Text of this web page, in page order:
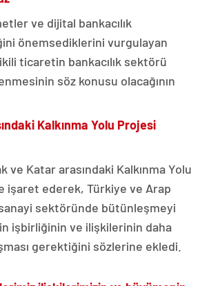
ve dijital bankacılık
önemsediklerini vurgulayan
ticaretin bankacılık sektörü
söz konusu olacağının
Kalkınma Yolu Projesi
ve Katar arasındaki Kalkınma Yolu
işaret ederek, Türkiye ve Arap
sektöründe bütünleşmeyi
işbirliğinin ve ilişkilerinin daha
gerektiğini sözlerine ekledi.